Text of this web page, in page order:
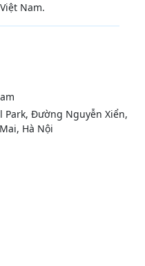
Nam.
Park, Đường Nguyễn Xiển,
Hà Nội